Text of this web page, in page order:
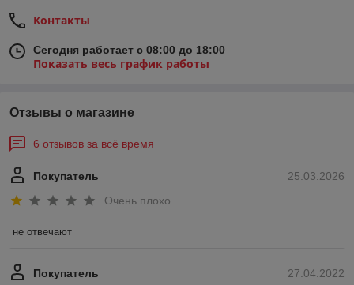
Контакты
Сегодня работает с 08:00 до 18:00
Показать весь график работы
Отзывы о магазине
6 отзывов за всё время
25.03.2026
Покупатель
Очень плохо
не отвечают
27.04.2022
Покупатель